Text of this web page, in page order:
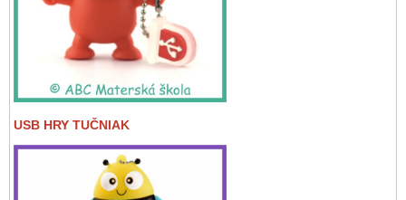
USB HRY TUČNIAK